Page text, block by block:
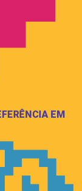
EM